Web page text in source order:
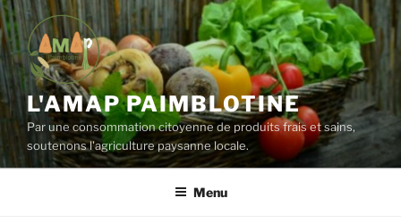
Aller
au
contenu
principal
L'AMAP PAIMBLOTINE
Par une consommation citoyenne de produits frais et sains,
soutenons l'agriculture paysanne locale.
Menu